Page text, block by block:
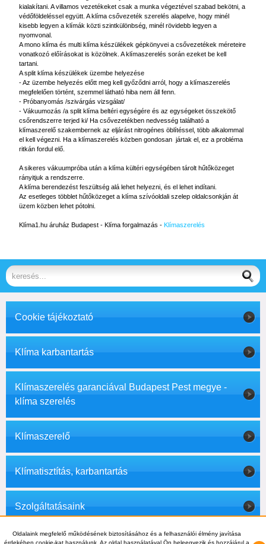
Oldalaink megfelelő működésének biztosításához és a felhasználói élmény javítása
érdekében cookie-kat használunk. Az oldal használatával Ön beleegyezik és hozzájárul a
kialakítani. A villamos vezetékeket csak a munka végeztével szabad bekötni, a
védőföldeléssel együtt. A klíma csővezeték szerelés alapelve, hogy minél
kisebb legyen a klímák közti szintkülönbség, minél rövidebb legyen a
nyomvonal.
A mono klíma és multi klíma készülékek gépkönyvei a csővezetékek méreteire
vonatkozó előírásokat is közölnek. A klímaszerelés során ezeket be kell
tartani.
A split klíma készülékek üzembe helyezése
- Az üzembe helyezés előtt meg kell győződni arról, hogy a klímaszerelés
megfelelően történt, szemmel látható hiba nem áll fenn.
- Próbanyomás /szivárgás vizsgálat/
- Vákuumozás /a split klíma beltéri egységére és az egységeket összekötő
csőrendszerre terjed ki/ Ha csővezetékben nedvesség található a
klímaszerelő szakembernek az eljárást nitrogénes öblítéssel, több alkalommal
el kell végezni. Ha a klímaszerelés közben gondosan jártak el, ez a probléma
ritkán fordul elő.
A sikeres vákuumpróba után a klíma kültéri egységében tárolt hűtőközeget
rányitjuk a rendszerre.
A klíma berendezést feszültség alá lehet helyezni, és el lehet indítani.
Az esetleges többlet hűtőközeget a klíma szívóoldali szelep oldalcsonkján át
üzem közben lehet pótolni.
Klíma1.hu áruház Budapest - Klíma forgalmazás - Klímaszerelés
Cookie tájékoztató
Klíma karbantartás
Klímaszerelés garanciával Budapest Pest megye -
klíma szerelés
Klímaszerelő
Klímatisztítás, karbantartás
Szolgáltatásaink
© 2012 - 2026 Klíma1 - +36-70-703-8112, +36-1-397-0007 -info@klima1.hu